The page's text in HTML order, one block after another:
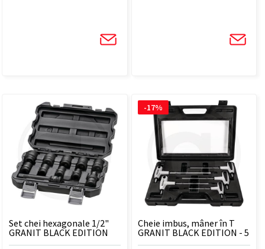
Set chei hexagonale 1/2"
GRANIT BLACK EDITION
Cheie imbus, mâner în T
GRANIT BLACK EDITION - 5
BUC
-17%